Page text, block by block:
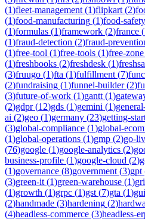
(1)fleet-management (1)flipkart (2)
(1)food-manufacturing (1)food-safety
(1)formulas (1)framework (2)france (
(1)fraud-detection (2)fraud-
(1)free-tool (1)free-tools (1)free-zone
(1)freshbooks (2)freshdesk (1)
(3)fruugo (1)fta (1)fulfillment (7)
(2)fundraising (1)funnel-builder(2)
(3)future-of-work (1)gantt (1)
(2)gdpr(12)gds (1)gemini (1)
ai (2)geo (1)germany (23)getting-
(3)global-compliance (1)global-
(1)global-operations (1)gmp (2)go-
(76)google (1)google-analytics (2)
business-profile (1)google-cloud (2)
(1)governance (8)government (3)gpt
(3)green-it (1)green-warehouse (1)gri
(1)growth (1)grpc (1)gst (7)gta (1)
(2)handmade (3)hardening (2)
(4)headless-commerce (3)headless-